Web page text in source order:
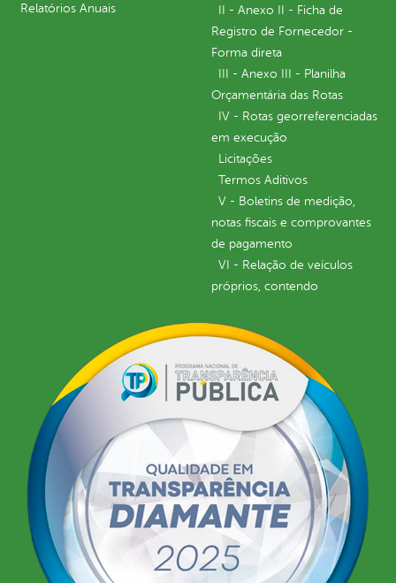
Relatórios Anuais
II - Anexo II - Ficha de
Registro de Fornecedor -
Forma direta
III - Anexo III - Planilha
Orçamentária das Rotas
IV - Rotas georreferenciadas
em execução
Licitações
Termos Aditivos
V - Boletins de medição,
notas fiscais e comprovantes
de pagamento
VI - Relação de veículos
próprios, contendo